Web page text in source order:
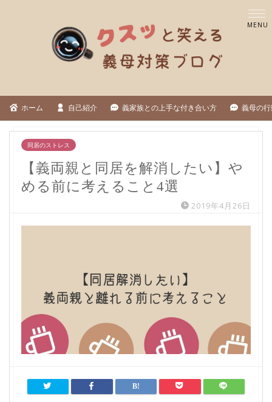
ホーム 自己紹介 義家族との上手な付き合い方 義母の
同居のストレス
【義両親と同居を解消したい】や
める前に考えること4選
2019年4月26日